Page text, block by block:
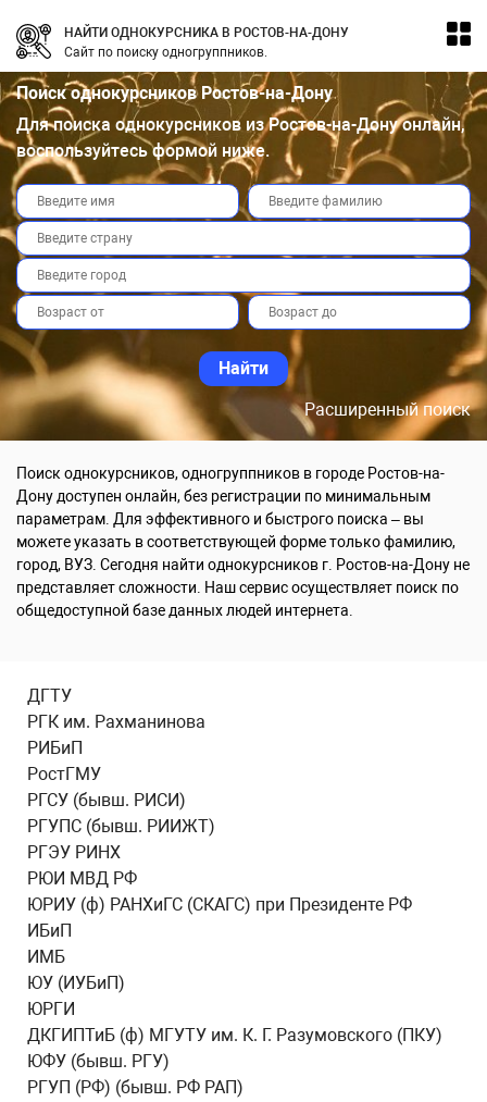
НАЙТИ ОДНОКУРСНИКА В РОСТОВ-НА-ДОНУ
Сайт по поиску одногруппников.
Поиск однокурсников Ростов-на-Дону
Для поиска однокурсников из Ростов-на-Дону онлайн,
воспользуйтесь формой ниже.
Расширенный поиск
Поиск однокурсников, одногруппников в городе Ростов-на-
Дону доступен онлайн, без регистрации по минимальным
параметрам. Для эффективного и быстрого поиска – вы
можете указать в соответствующей форме только фамилию,
город, ВУЗ. Сегодня найти однокурсников г. Ростов-на-Дону не
представляет сложности. Наш сервис осуществляет поиск по
общедоступной базе данных людей интернета.
ДГТУ
РГК им. Рахманинова
РИБиП
РостГМУ
РГСУ (бывш. РИСИ)
РГУПС (бывш. РИИЖТ)
РГЭУ РИНХ
РЮИ МВД РФ
ЮРИУ (ф) РАНХиГС (СКАГС) при Президенте РФ
ИБиП
ИМБ
ЮУ (ИУБиП)
ЮРГИ
ДКГИПТиБ (ф) МГУТУ им. К. Г. Разумовского (ПКУ)
ЮФУ (бывш. РГУ)
РГУП (РФ) (бывш. РФ РАП)